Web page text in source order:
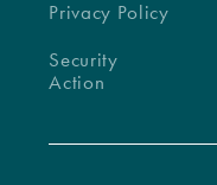
Privacy Policy
Security
Action